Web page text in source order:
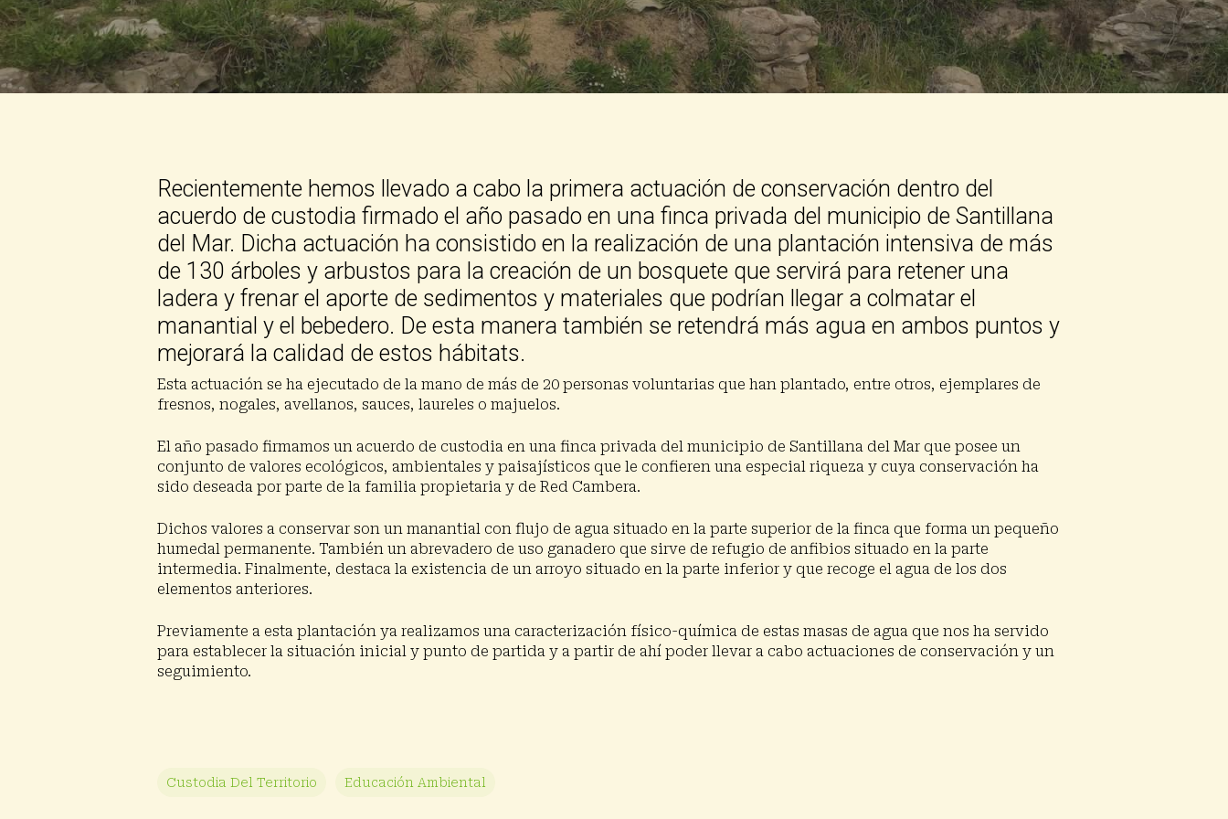
Recientemente hemos llevado a cabo la primera actuación de conservación dentro del
acuerdo de custodia firmado el año pasado en una finca privada del municipio de Santillana
del Mar. Dicha actuación ha consistido en la realización de una plantación intensiva de más
de 130 árboles y arbustos para la creación de un bosquete que servirá para retener una
ladera y frenar el aporte de sedimentos y materiales que podrían llegar a colmatar el
manantial y el bebedero. De esta manera también se retendrá más agua en ambos puntos y
mejorará la calidad de estos hábitats.
Esta actuación se ha ejecutado de la mano de más de 20 personas voluntarias que han plantado, entre otros, ejemplares de
fresnos, nogales, avellanos, sauces, laureles o majuelos.
El año pasado firmamos un acuerdo de custodia en una finca privada del municipio de Santillana del Mar que posee un
conjunto de valores ecológicos, ambientales y paisajísticos que le confieren una especial riqueza y cuya conservación ha
sido deseada por parte de la familia propietaria y de Red Cambera.
Dichos valores a conservar son un manantial con flujo de agua situado en la parte superior de la finca que forma un pequeño
humedal permanente. También un abrevadero de uso ganadero que sirve de refugio de anfibios situado en la parte
intermedia. Finalmente, destaca la existencia de un arroyo situado en la parte inferior y que recoge el agua de los dos
elementos anteriores.
Previamente a esta plantación ya realizamos una caracterización físico-química de estas masas de agua que nos ha servido
para establecer la situación inicial y punto de partida y a partir de ahí poder llevar a cabo actuaciones de conservación y un
seguimiento.
Custodia Del Territorio Educación Ambiental